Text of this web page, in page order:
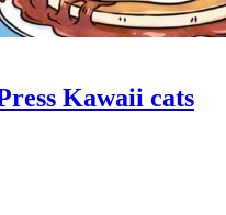
Kawaii cats